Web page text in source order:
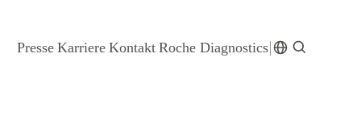
Presse Karriere Kontakt Roche Diagnostics